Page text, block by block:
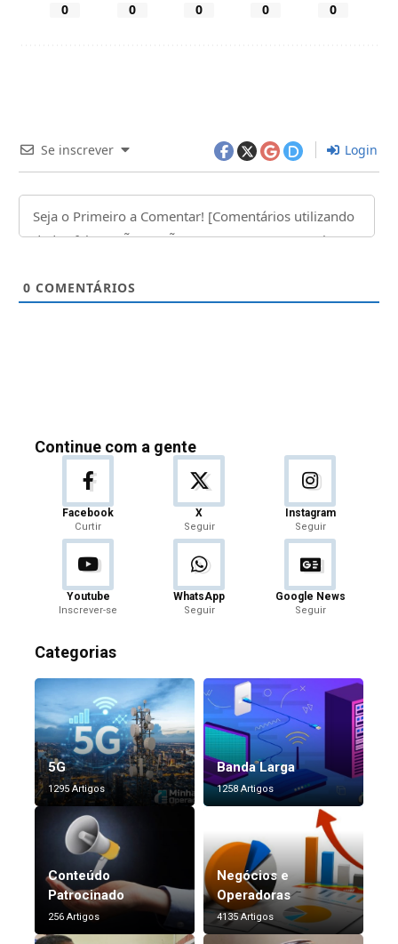
0 0 0 0 0
Se inscrever Login
0 COMENTÁRIOS
Continue com a gente
Facebook
Curtir
X
Seguir
Instagram
Seguir
Youtube
Inscrever-se
WhatsApp
Seguir
Google News
Seguir
Categorias
5G
1295 Artigos
Banda Larga
1258 Artigos
Conteúdo
Patrocinado
256 Artigos
Negócios e
Operadoras
4135 Artigos